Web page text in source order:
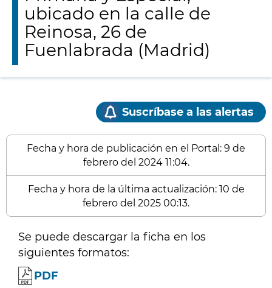
ubicado en la calle de
Reinosa, 26 de
Fuenlabrada (Madrid)
Suscríbase a las alertas
Fecha y hora de publicación en el Portal: 9 de
febrero del 2024 11:04.
Fecha y hora de la última actualización: 10 de
febrero del 2025 00:13.
Se puede descargar la ficha en los
siguientes formatos:
PDF